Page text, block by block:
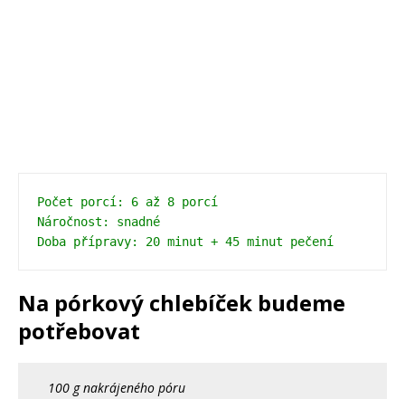
Počet porcí: 6 až 8 porcí
Náročnost: snadné
Doba přípravy: 20 minut + 45 minut pečení
Na pórkový chlebíček budeme
potřebovat
100 g nakrájeného póru